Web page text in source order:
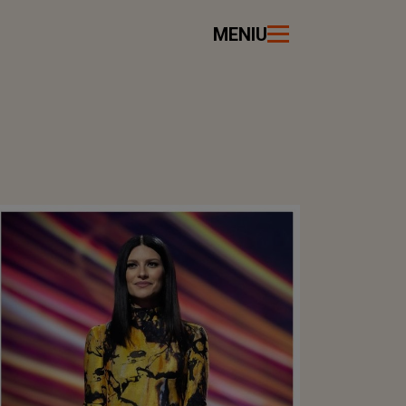
MENIU